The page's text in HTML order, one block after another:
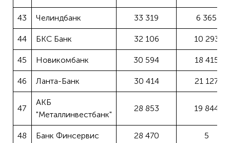
43 Челиндбанк 33 319 6 365
44 БКС Банк 32 106 10 293
45 Новикомбанк 30 594 18 415
46 Ланта-Банк 30 414 21 127
47
АКБ
"Металлинвестбанк"
28 853 19 844
48 Банк Финсервис 28 470 5